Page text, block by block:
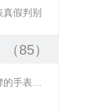
假判别
（85）